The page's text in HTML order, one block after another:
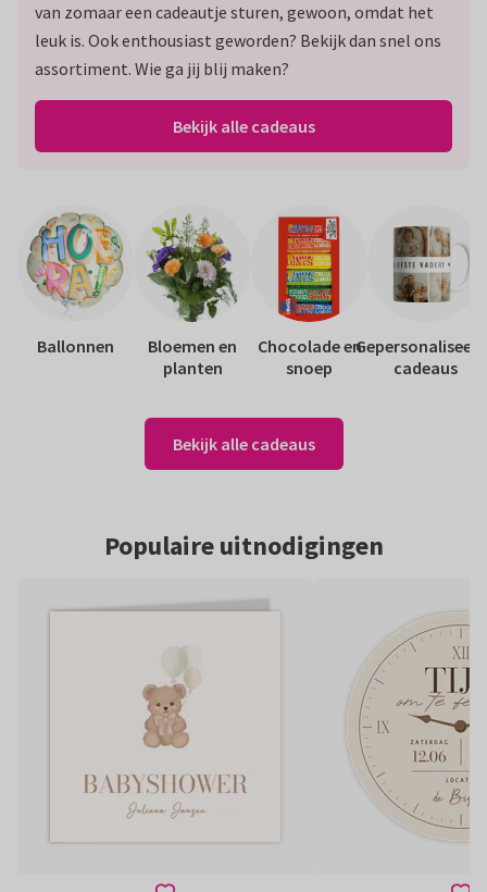
van zomaar een cadeautje sturen, gewoon, omdat het
leuk is. Ook enthousiast geworden? Bekijk dan snel ons
assortiment. Wie ga jij blij maken?
Bekijk alle cadeaus
Ballonnen
Bloemen en
planten
Chocolade en
snoep
cadeaus
Bekijk alle cadeaus
Populaire uitnodigingen